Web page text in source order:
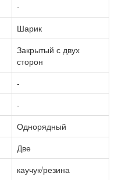
-
Шарик
Закрытый с двух
сторон
-
-
Однорядный
Две
каучук/резина